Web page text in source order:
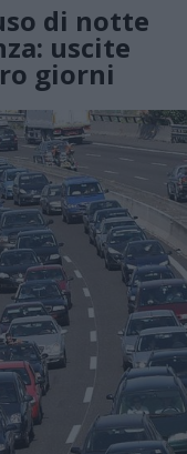
di notte
uscite
giorni